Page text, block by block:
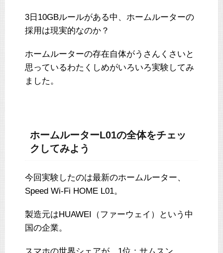
3日10GBルールがある中、ホームルーターの
採用は現実的なのか？
ホームルーターの存在自体がうさんくさいと
思っているわたくしめがいろいろ実験してみ
ました。
ホームルーターL01の全体をチェッ
クしてみよう
今回実験したのは最新のホームルーター、
Speed Wi-Fi HOME L01。
製造元はHUAWEI（ファーウェイ）という中
国の企業。